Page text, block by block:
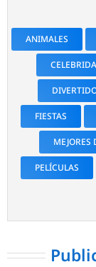
ANIMALES
FIESTAS
MEJORES
PELÍCULAS